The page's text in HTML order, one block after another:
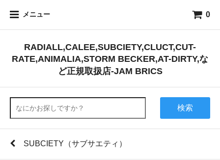
メニュー 0
RADIALL,CALEE,SUBCIETY,CLUCT,CUT-
RATE,ANIMALIA,STORM BECKER,AT-DIRTY,な
ど正規取扱店-JAM BRICS
検索
SUBCIETY（サブサエティ）